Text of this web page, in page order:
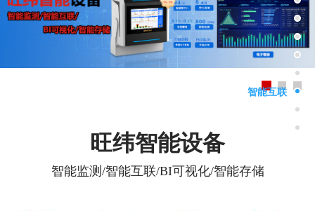
旺纬智能设备
智能监测/智能互联/BI可视化/智能存储
智能互联